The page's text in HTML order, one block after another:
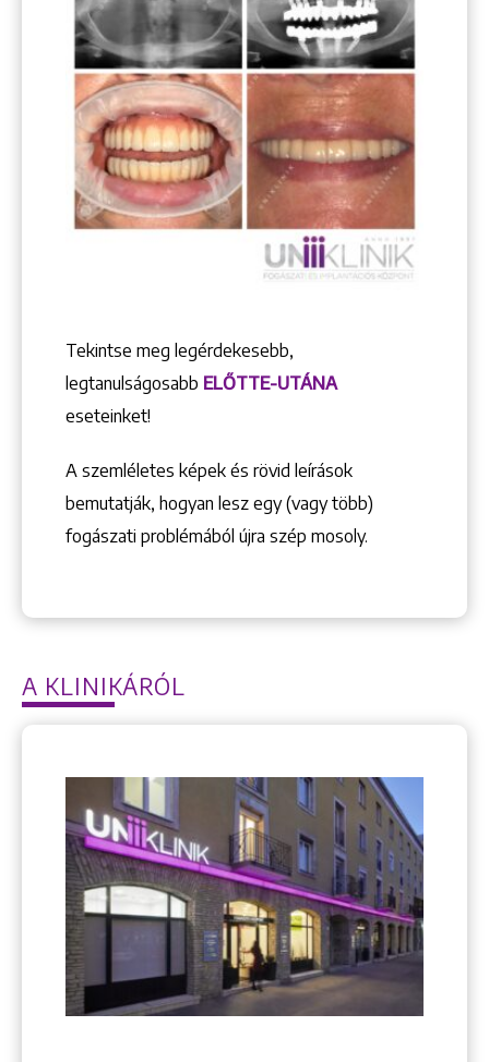
Tekintse meg legérdekesebb,
legtanulságosabb ELŐTTE-UTÁNA
eseteinket!
A szemléletes képek és rövid leírások
bemutatják, hogyan lesz egy (vagy több)
fogászati problémából újra szép mosoly.
A KLINIKÁRÓL